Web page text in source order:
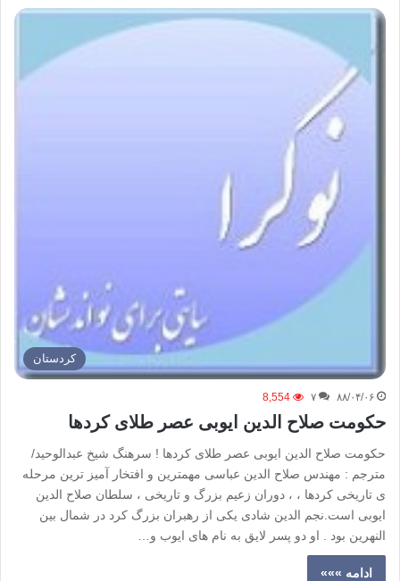
كردستان
۸۸/۰۴/۰۶ ۷ 8,554
حکومت صلاح الدین ایوبی عصر طلای کردها
حکومت صلاح الدین ایوبی عصر طلای کردها ! سرهنگ شیخ عبدالوحید/
مترجم : مهندس صلاح الدین عباسی مهمترین و افتخار آمیز ترین مرحله
ی تاریخی کردها ، ، دوران زعیم بزرگ و تاریخی ، سلطان صلاح الدین
ایوبی است.نجم الدین شادی یکی از رهبران بزرگ کرد در شمال بین
النهرین بود . او دو پسر لایق به نام های ایوب و…
ادامه »»»